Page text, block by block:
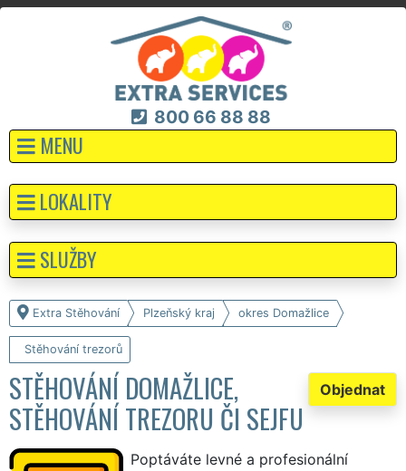
800 66 88 88
MENU
Extra Stěhování Plzeňský kraj okres Domažlice
Stěhování trezorů
Objednat
STĚHOVÁNÍ DOMAŽLICE,
STĚHOVÁNÍ TREZORU ČI SEJFU
Poptáváte levné a profesionální
LOKALITY
SLUŽBY